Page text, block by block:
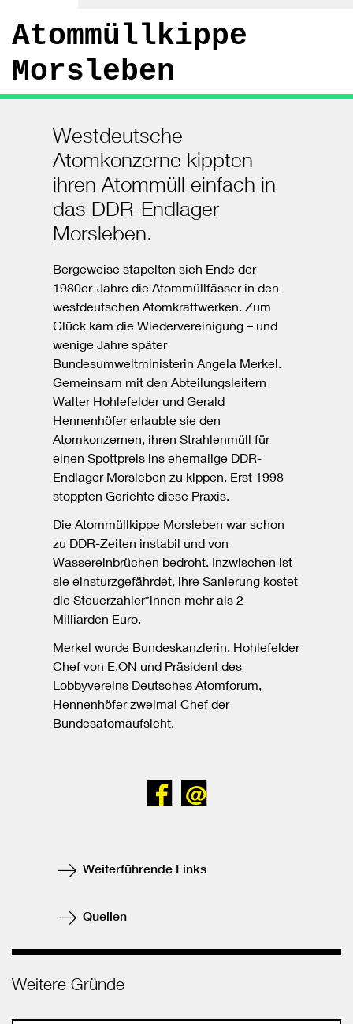
Atommüllkippe
Morsleben
Westdeutsche
Atomkonzerne kippten
ihren Atommüll einfach in
das DDR-Endlager
Morsleben.
Bergeweise stapelten sich Ende der
1980er-Jahre die Atommüllfässer in den
westdeutschen Atomkraftwerken. Zum
Glück kam die Wiedervereinigung – und
wenige Jahre später
Bundesumweltministerin Angela Merkel.
Gemeinsam mit den Abteilungsleitern
Walter Hohlefelder und Gerald
Hennenhöfer erlaubte sie den
Atomkonzernen, ihren Strahlenmüll für
einen Spottpreis ins ehemalige DDR-
Endlager Morsleben zu kippen. Erst 1998
stoppten Gerichte diese Praxis.
Die Atommüllkippe Morsleben war schon
zu DDR-Zeiten instabil und von
Wassereinbrüchen bedroht. Inzwischen ist
sie einsturzgefährdet, ihre Sanierung kostet
die Steuerzahler*innen mehr als 2
Milliarden Euro.
Merkel wurde Bundeskanzlerin, Hohlefelder
Chef von E.ON und Präsident des
Lobbyvereins Deutsches Atomforum,
Hennenhöfer zweimal Chef der
Bundesatomaufsicht.
Bei
teilen
Senden
Weiterführende Links
Quellen
Weitere Gründe